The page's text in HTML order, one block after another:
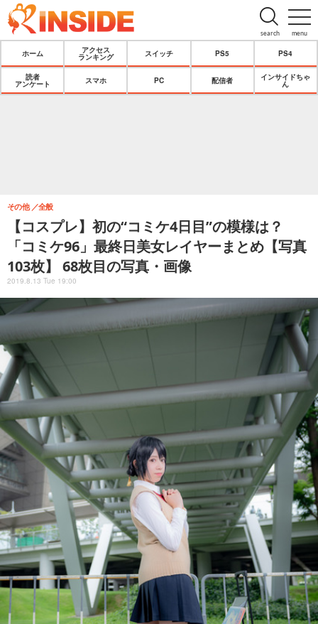
menu
search
ホーム
アクセス
ランキング
スイッチ PS5 PS4
読者
アンケート
スマホ PC 配信者
インサイドちゃ
ん
【コスプレ】初の“コミケ4日目”の模様は？
「コミケ96」最終日美女レイヤーまとめ【写真
103枚】 68枚目の写真・画像
その他 全般
2019.8.13 Tue 19:00